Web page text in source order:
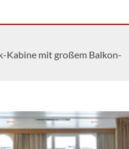
Kabine mit großem Balkon-